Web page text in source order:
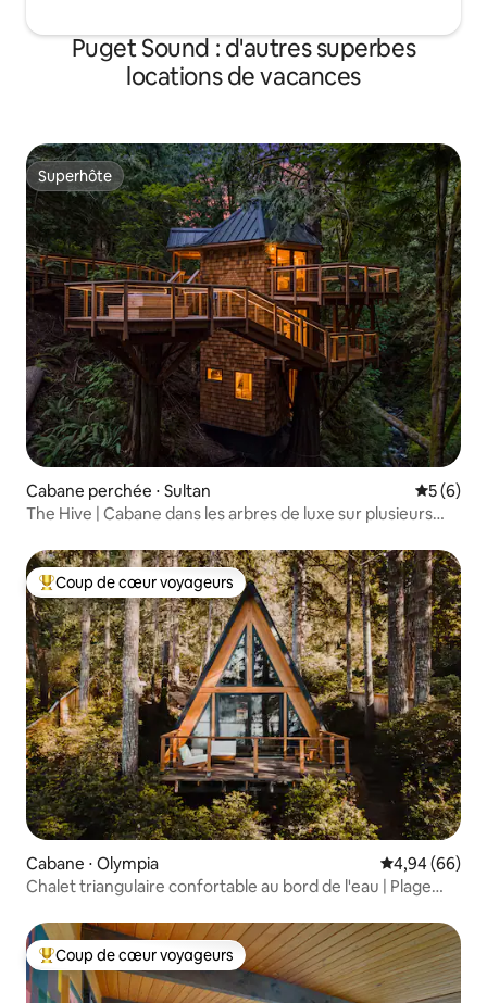
Puget Sound : d'autres superbes
locations de vacances
Superhôte
Superhôte
Cabane perchée ⋅ Sultan
5 (6)
The Hive | Cabane dans les arbres de luxe sur plusieurs
Coups de cœur voyageurs les plus appréciés
Coup de cœur voyageurs
Cabane ⋅ Olympia Évaluation
4,94 (66)
Chalet triangulaire confortable au bord de l'eau | Plage
Coups de cœur voyageurs les plus appréciés
Coup de cœur voyageurs